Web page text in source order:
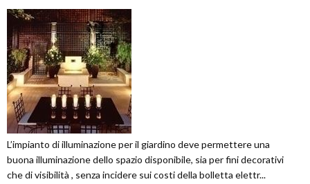
L’impianto di illuminazione per il giardino deve permettere una
buona illuminazione dello spazio disponibile, sia per fini decorativi
che di visibilità , senza incidere sui costi della bolletta elettr...